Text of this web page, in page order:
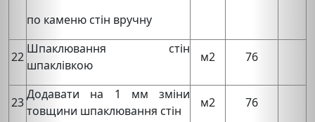
по каменю стін вручну
22
Шпаклювання стін
шпаклівкою
м2 76
23
Додавати на 1 мм зміни
товщини шпаклювання стін
м2 76